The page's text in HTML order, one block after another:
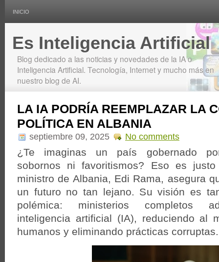
INICIO
Es Inteligencia Artificial
Blog dedicado a las noticias y novedades de la IA o
Inteligencia Artificial. Tecnología, Internet y mucho más en
nuestro blog de AI.
LA IA PODRÍA REEMPLAZAR LA
POLÍTICA EN ALBANIA
septiembre 09, 2025 No comments
¿Te imaginas un país gobernado
sobornos ni favoritismos? Eso es
ministro de Albania, Edi Rama, asegura
un futuro no tan lejano. Su visión es
polémica: ministerios completos
inteligencia artificial (IA), reduciendo al
humanos y eliminando prácticas corruptas.